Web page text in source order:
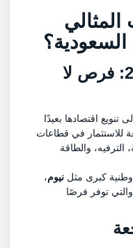
1. رؤية السعودية 2030: فرص لا
اقتصادها بعيدًا
للاستثمار في قطاعات
والطاقة
كبرى مثل نيوم،
توفر فرصًا